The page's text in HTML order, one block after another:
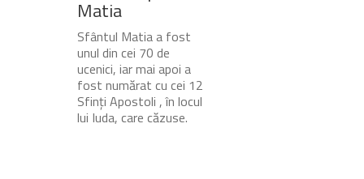
Matia
Sfântul Matia a fost
unul din cei 70 de
ucenici, iar mai apoi a
fost numărat cu cei 12
Sfinți Apostoli , în locul
lui Iuda, care căzuse.